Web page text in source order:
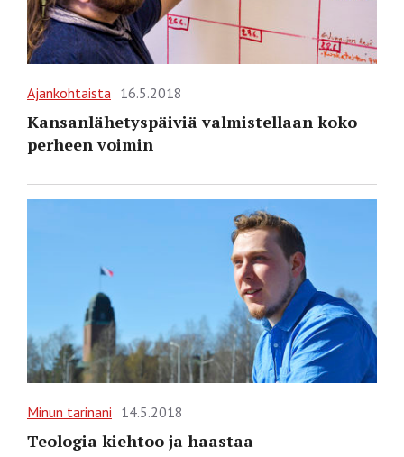
Ajankohtaista 16.5.2018
Kansanlähetyspäiviä valmistellaan koko
perheen voimin
Minun tarinani 14.5.2018
Teologia kiehtoo ja haastaa